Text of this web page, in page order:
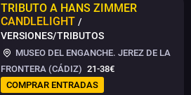
TRIBUTO A HANS ZIMMER
CANDLELIGHT /
VERSIONES/TRIBUTOS
MUSEO DEL ENGANCHE. JEREZ DE LA
FRONTERA (CÁDIZ) 21-38€
COMPRAR ENTRADAS